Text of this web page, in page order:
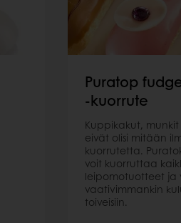
Puratop
-kuorrute
Kuppikakut, munkit
eivät olisi mitään
kuorrutetta.
voit kuorruttaa
leipomotuotteet ja
vaativimmankin
toiveisiin.